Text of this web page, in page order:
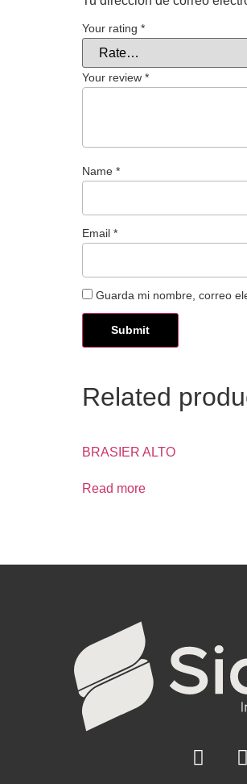
Your rating *
Your review *
Name *
Email *
Guarda mi nombre, correo
Related
BRASIER ALTO
Read more